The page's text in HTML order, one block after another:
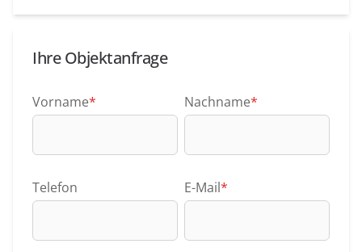
Ihre Objektanfrage
Vorname* Nachname*
Telefon E-Mail*